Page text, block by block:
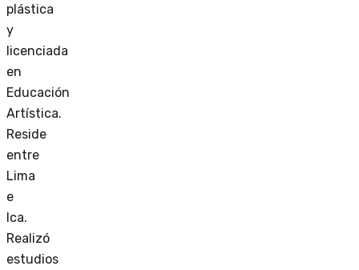
plástica
y
licenciada
en
Educación
Artística.
Reside
entre
Lima
e
Ica.
Realizó
estudios